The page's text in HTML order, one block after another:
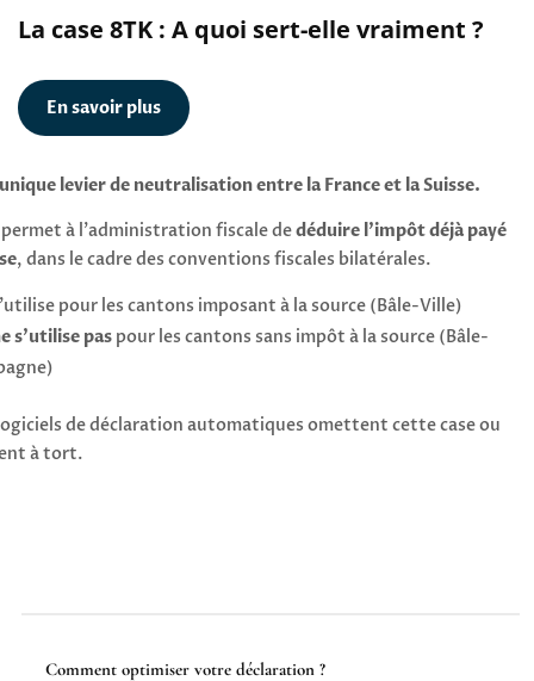
La case 8TK : A quoi sert-elle vraiment ?
En savoir plus
levier de neutralisation entre la France et la Suisse.
permet à l’administration fiscale dedéduire l’impôt déjà payé
, dans le cadre des conventions fiscales bilatérales.
pour les cantons imposant à la source (Bâle-Ville)
s’utilise pas pour les cantons sans impôt à la source (Bâle-
de déclaration automatiques omettent cette case ou
à tort.
Comment optimiser votre déclaration ?